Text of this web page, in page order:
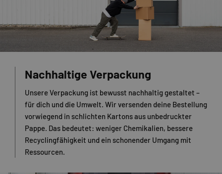
Nachhaltige Verpackung
Unsere Verpackung ist bewusst nachhaltig gestaltet –
für dich und die Umwelt. Wir versenden deine Bestellung
vorwiegend in schlichten Kartons aus unbedruckter
Pappe. Das bedeutet: weniger Chemikalien, bessere
Recyclingfähigkeit und ein schonender Umgang mit
Ressourcen.